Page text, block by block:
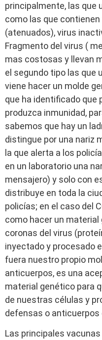
principalmente, las que
como las que
(atenuados), virus
Fragmento del virus (
mas costosas y llevan
el segundo tipo las que
viene hacer un molde
que ha identificado que
produzca inmunidad,
sabemos que hay un
distingue por una nariz
la que alerta a los
en un laboratorio una
mensajero) y solo con
distribuye en toda la
policías; en el caso del
como hacer un
coronas del virus
inyectado y procesado
fuera nuestro propio
anticuerpos, es una
material genético para
de nuestras células y
defensas o
Las principales